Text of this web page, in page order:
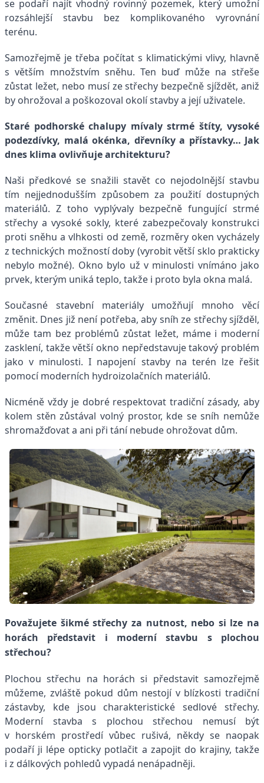
se podaří najít vhodný rovinný pozemek, který umožní
rozsáhlejší stavbu bez komplikovaného vyrovnání
terénu.
Samozřejmě je třeba počítat s klimatickými vlivy, hlavně
s větším množstvím sněhu. Ten buď může na střeše
zůstat ležet, nebo musí ze střechy bezpečně sjíždět, aniž
by ohrožoval a poškozoval okolí stavby a její uživatele.
Staré podhorské chalupy mívaly strmé štíty, vysoké
podezdívky, malá okénka, dřevníky a přístavky… Jak
dnes klima ovlivňuje architekturu?
Naši předkové se snažili stavět co nejodolnější stavbu
tím nejjednodušším způsobem za použití dostupných
materiálů. Z toho vyplývaly bezpečně fungující strmé
střechy a vysoké sokly, které zabezpečovaly konstrukci
proti sněhu a vlhkosti od země, rozměry oken vycházely
z technických možností doby (vyrobit větší sklo prakticky
nebylo možné). Okno bylo už v minulosti vnímáno jako
prvek, kterým uniká teplo, takže i proto byla okna malá.
Současné stavební materiály umožňují mnoho věcí
změnit. Dnes již není potřeba, aby sníh ze střechy sjížděl,
může tam bez problémů zůstat ležet, máme i moderní
zasklení, takže větší okno nepředstavuje takový problém
jako v minulosti. I napojení stavby na terén lze řešit
pomocí moderních hydroizolačních materiálů.
Nicméně vždy je dobré respektovat tradiční zásady, aby
kolem stěn zůstával volný prostor, kde se sníh nemůže
shromažďovat a ani při tání nebude ohrožovat dům.
Považujete šikmé střechy za nutnost, nebo si lze na
horách představit i moderní stavbu s plochou
střechou?
Plochou střechu na horách si představit samozřejmě
můžeme, zvláště pokud dům nestojí v blízkosti tradiční
zástavby, kde jsou charakteristické sedlové střechy.
Moderní stavba s plochou střechou nemusí být
v horském prostředí vůbec rušivá, někdy se naopak
podaří ji lépe opticky potlačit a zapojit do krajiny, takže
i z dálkových pohledů vypadá nenápadněji.